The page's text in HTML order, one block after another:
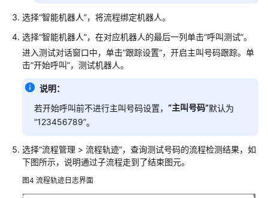
流
程
介
资
源
管
理
配
置
选择“智能机器人”，将流程绑定机器人。
选择“智能机器人”，在对应机器人的最后一列单击“呼叫测试”。
进入测试对话窗口中，单击“跟踪设置”，开启主叫号码跟踪。单
击“开始呼叫”，测试机器人。
说明：
若开始呼叫前不进行主叫号码设置， “主叫号码”默认为
“123456789”。
选择“流程管理 > 流程轨迹”，查询测试号码的流程检测结果，如
下图所示，说明通过子流程走到了结束图元。
图4 流程轨迹日志界面